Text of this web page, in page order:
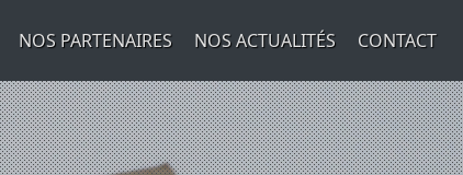
NOS PARTENAIRES NOS ACTUALITÉS CONTACT